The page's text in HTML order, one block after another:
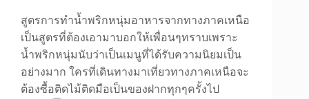
สูตรการทำน้ำพริกหนุ่มอาหารจากทางภาคเหนือ
เป็นสูตรที่ต้องเอามาบอกให้เพื่อนๆทราบเพราะ
น้ำพริกหนุ่มนับว่าเป็นเมนูที่ได้รับความนิยมเป็น
อย่างมาก ใครที่เดินทางมาเที่ยวทางภาคเหนือจะ
ต้องซื้อติดไม้ติดมือเป็นของฝากทุกๆครั้งไป